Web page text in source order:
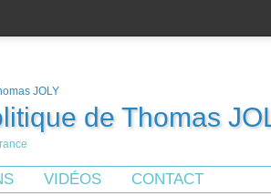
de Thomas
VIDÉOS CONTACT